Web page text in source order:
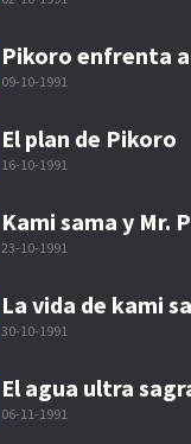
Pikoro enfrenta
09-10-1991
El plan de Pikoro
16-10-1991
Kami sama y Mr.
23-10-1991
La vida de kami
30-10-1991
El agua ultra
06-11-1991